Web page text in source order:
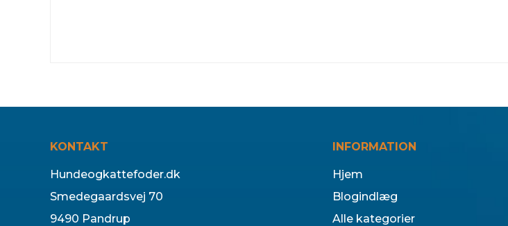
KONTAKT
Hundeogkattefoder.dk
Smedegaardsvej 70
9490 Pandrup
INFORMATION
Hjem
Blogindlæg
Alle kategorier